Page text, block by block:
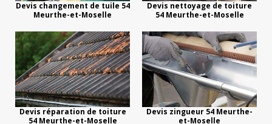
Devis changement de tuile 54
Meurthe-et-Moselle
Devis nettoyage de toiture
54 Meurthe-et-Moselle
Devis réparation de toiture
54 Meurthe-et-Moselle
Devis zingueur 54 Meurthe-
et-Moselle